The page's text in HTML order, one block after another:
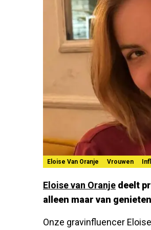
Eloise Van Oranje Vrouwen
Eloise van Oranje deelt
alleen maar van
Onze gravinfluencer